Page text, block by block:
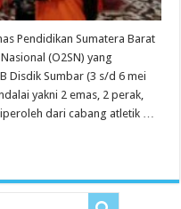
Pendidikan Sumatera Barat
(O2SN) yang
Disdik Sumbar (3 s/d 6 mei
yakni 2 emas, 2 perak,
dari cabang atletik …